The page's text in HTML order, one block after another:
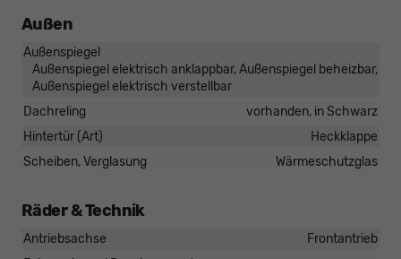
Außen
Außenspiegel
Außenspiegel elektrisch anklappbar, Außenspiegel beheizbar,
Außenspiegel elektrisch verstellbar
Dachreling
vorhanden, in Schwarz
Hintertür (Art)
Heckklappe
Scheiben, Verglasung
Wärmeschutzglas
Räder & Technik
Antriebsachse
Frontantrieb